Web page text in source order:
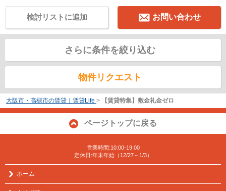
お問い合わせ
検討リストに追加
さらに条件を絞り込む
物件リクエスト
大阪市・高槻市の賃貸｜賃貸Life > 【賃貸特集】敷金礼金ゼロ
ページトップに戻る
営業時間:10:00-19:00
定休日:年末年始（12/27～1/3）
ホーム